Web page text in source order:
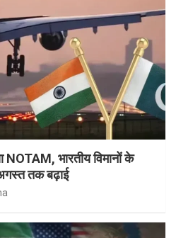
NOTAM, भारतीय विमानों के
तक बढ़ाई